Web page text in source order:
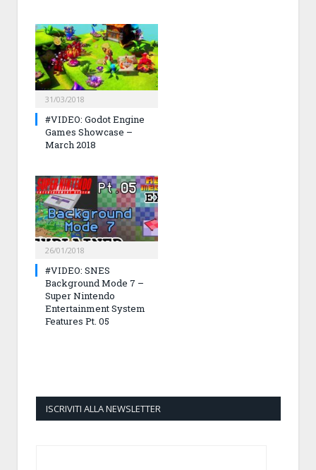
31/03/2018
#VIDEO: Godot Engine
Games Showcase –
March 2018
26/01/2018
#VIDEO: SNES
Background Mode 7 –
Super Nintendo
Entertainment System
Features Pt. 05
ISCRIVITI ALLA NEWSLETTER